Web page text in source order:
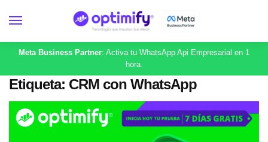
Meta Business Partner: Activa tu WhatsApp Api Empresarial en 1
hora.
Etiqueta: CRM con WhatsApp